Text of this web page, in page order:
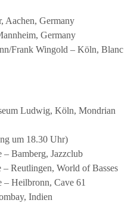
Aachen, Germany
Germany
Frank Wingold – Köln, Blanc
Ludwig, Köln, Mondrian
um 18.30 Uhr)
– Bamberg, Jazzclub
Reutlingen, World of Basses
– Heilbronn, Cave 61
Indien